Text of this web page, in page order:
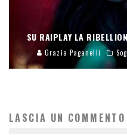
SU RAIPLAY LA
Grazia Paganelli
LASCIA UN COMMENTO